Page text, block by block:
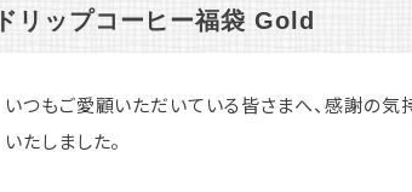
ドリップコーヒー福袋 Gold
いつもご愛顧いただいている皆さまへ、感謝の
いたしました。